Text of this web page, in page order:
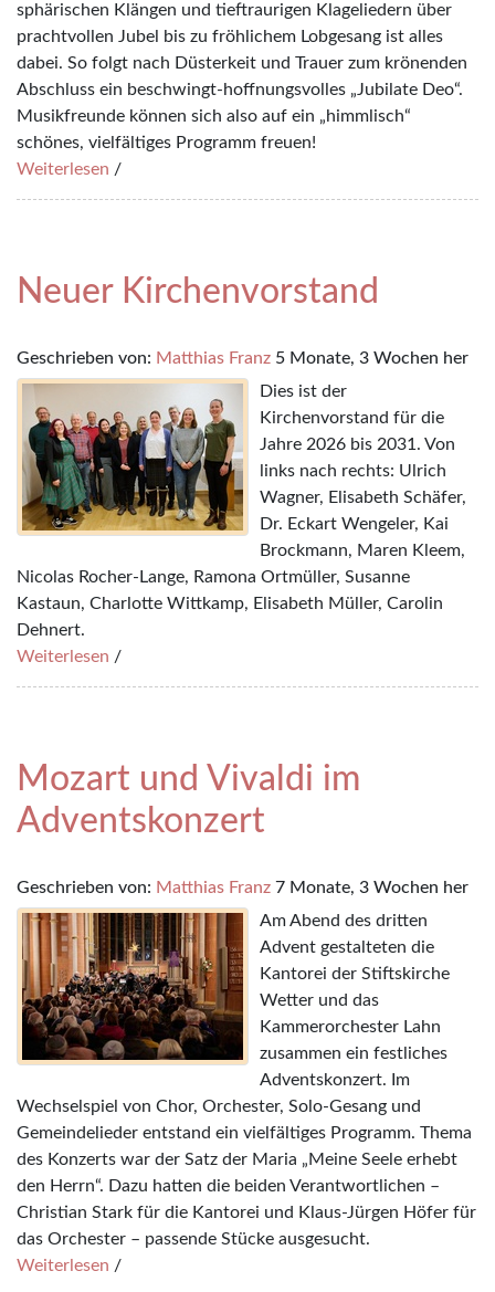
sphärischen Klängen und tieftraurigen Klageliedern über
prachtvollen Jubel bis zu fröhlichem Lobgesang ist alles
dabei. So folgt nach Düsterkeit und Trauer zum krönenden
Abschluss ein beschwingt-hoffnungsvolles „Jubilate Deo“.
Musikfreunde können sich also auf ein „himmlisch“
schönes, vielfältiges Programm freuen!
Weiterlesen /
Neuer Kirchenvorstand
Geschrieben von: Matthias Franz 5 Monate, 3 Wochen her
Dies ist der
Kirchenvorstand für die
Jahre 2026 bis 2031. Von
links nach rechts: Ulrich
Wagner, Elisabeth Schäfer,
Dr. Eckart Wengeler, Kai
Brockmann, Maren Kleem,
Nicolas Rocher-Lange, Ramona Ortmüller, Susanne
Kastaun, Charlotte Wittkamp, Elisabeth Müller, Carolin
Dehnert.
Weiterlesen /
Mozart und Vivaldi im
Adventskonzert
Geschrieben von: Matthias Franz 7 Monate, 3 Wochen her
Am Abend des dritten
Advent gestalteten die
Kantorei der Stiftskirche
Wetter und das
Kammerorchester Lahn
zusammen ein festliches
Adventskonzert. Im
Wechselspiel von Chor, Orchester, Solo-Gesang und
Gemeindelieder entstand ein vielfältiges Programm. Thema
des Konzerts war der Satz der Maria „Meine Seele erhebt
den Herrn“. Dazu hatten die beiden Verantwortlichen –
Christian Stark für die Kantorei und Klaus-Jürgen Höfer für
das Orchester – passende Stücke ausgesucht.
Weiterlesen /